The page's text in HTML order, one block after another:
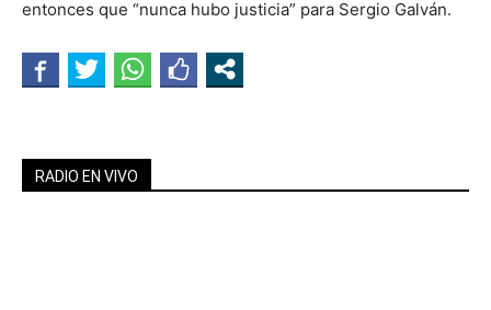
entonces que “nunca hubo justicia” para Sergio Galván.
RADIO EN VIVO